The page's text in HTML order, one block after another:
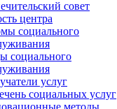
совет
центра
социального
социального
услуг
социальных услуг
методы